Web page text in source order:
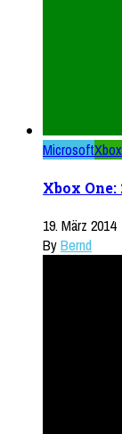
Microsoft
Xbox
19. März 2014
ByBernd